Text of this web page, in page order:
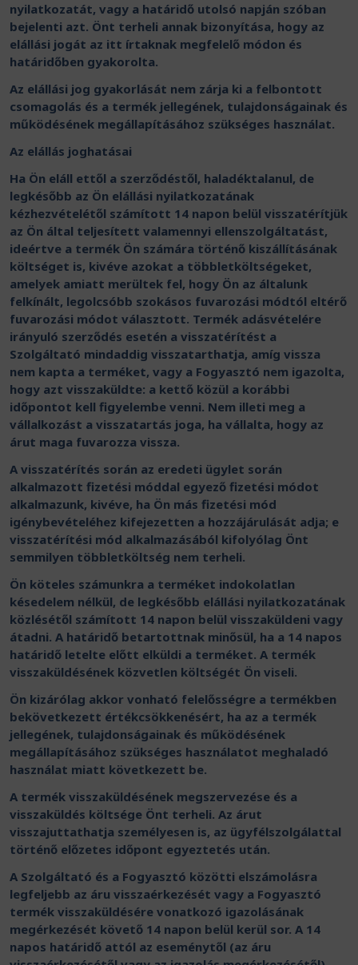
nyilatkozatát, vagy a határidő utolsó napján szóban
bejelenti azt. Önt terheli annak bizonyítása, hogy az
elállási jogát az itt írtaknak megfelelő módon és
határidőben gyakorolta.
Az elállási jog gyakorlását nem zárja ki a felbontott
csomagolás és a termék jellegének, tulajdonságainak és
működésének megállapításához szükséges használat.
Az elállás joghatásai
Ha Ön eláll ettől a szerződéstől, haladéktalanul, de
legkésőbb az Ön elállási nyilatkozatának
kézhezvételétől számított 14 napon belül visszatérítjük
az Ön által teljesített valamennyi ellenszolgáltatást,
ideértve a termék Ön számára történő kiszállításának
költséget is, kivéve azokat a többletköltségeket,
amelyek amiatt merültek fel, hogy Ön az általunk
felkínált, legolcsóbb szokásos fuvarozási módtól eltérő
fuvarozási módot választott. Termék adásvételére
irányuló szerződés esetén a visszatérítést a
Szolgáltató mindaddig visszatarthatja, amíg vissza
nem kapta a terméket, vagy a Fogyasztó nem igazolta,
hogy azt visszaküldte: a kettő közül a korábbi
időpontot kell figyelembe venni. Nem illeti meg a
vállalkozást a visszatartás joga, ha vállalta, hogy az
árut maga fuvarozza vissza.
A visszatérítés során az eredeti ügylet során
alkalmazott fizetési móddal egyező fizetési módot
alkalmazunk, kivéve, ha Ön más fizetési mód
igénybevételéhez kifejezetten a hozzájárulását adja; e
visszatérítési mód alkalmazásából kifolyólag Önt
semmilyen többletköltség nem terheli.
Ön köteles számunkra a terméket indokolatlan
késedelem nélkül, de legkésőbb elállási nyilatkozatának
közlésétől számított 14 napon belül visszaküldeni vagy
átadni. A határidő betartottnak minősül, ha a 14 napos
határidő letelte előtt elküldi a terméket. A termék
visszaküldésének közvetlen költségét Ön viseli.
Ön kizárólag akkor vonható felelősségre a termékben
bekövetkezett értékcsökkenésért, ha az a termék
jellegének, tulajdonságainak és működésének
megállapításához szükséges használatot meghaladó
használat miatt következett be.
A termék visszaküldésének megszervezése és a
visszaküldés költsége Önt terheli. Az árut
visszajuttathatja személyesen is, az ügyfélszolgálattal
történő előzetes időpont egyeztetés után.
A Szolgáltató és a Fogyasztó közötti elszámolásra
legfeljebb az áru visszaérkezését vagy a Fogyasztó
termék visszaküldésére vonatkozó igazolásának
megérkezését követő 14 napon belül kerül sor. A 14
napos határidő attól az eseménytől (az áru